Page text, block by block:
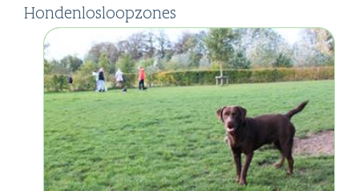
Hondenlosloopzones